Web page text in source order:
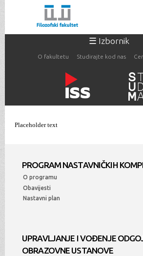
sadržaj
☰ Izbornik
O fakultetu Studirajte kod nas
Placeholder text
PROGRAM NASTAVNIČKIH
O programu
Obavijesti
Nastavni plan
UPRAVLJANJE I VOĐENJE
OBRAZOVNE USTANOVE